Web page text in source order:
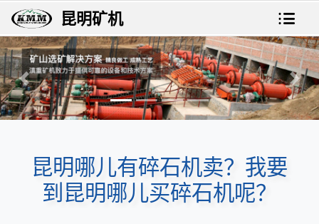
昆明矿机
上一张 下
昆明哪儿有碎石机卖？我要
到昆明哪儿买碎石机呢？